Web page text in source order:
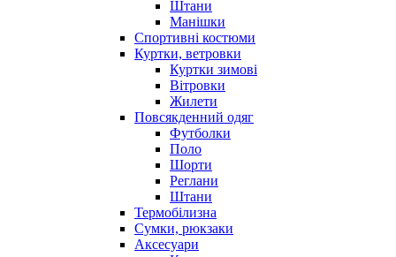
Штани
Манішки
Спортивні костюми
Куртки, ветровки
Куртки зимові
Вітровки
Жилети
Повсякденний одяг
Футболки
Поло
Шорти
Реглани
Штани
Термобілизна
Сумки, рюкзаки
Аксесуари